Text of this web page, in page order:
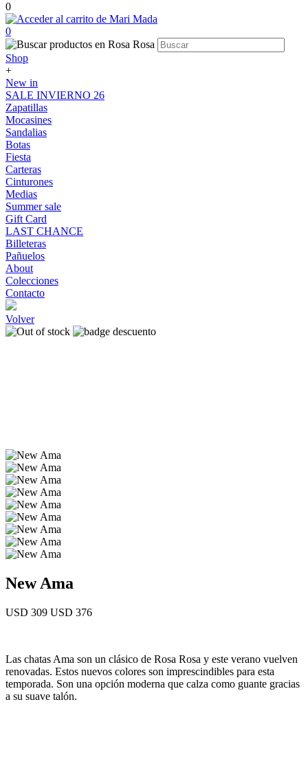
0
0
Shop
+
New in
SALE INVIERNO 26
Zapatillas
Mocasines
Sandalias
Botas
Fiesta
Carteras
Cinturones
Medias
Summer sale
Gift Card
LAST CHANCE
Billeteras
Pañuelos
About
Colecciones
Contacto
Volver
New Ama
USD 309 USD 376
Las chatas Ama son un clásico de Rosa Rosa y este verano vuelven
renovadas. Estos nuevos colores son imprescindibles para esta
temporada. Son una opción moderna que calza como guante gracias
a su suave talón.